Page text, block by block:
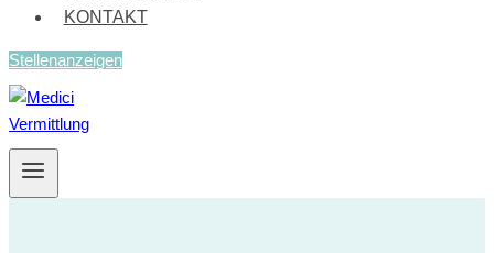
KONTAKT
Stellenanzeigen